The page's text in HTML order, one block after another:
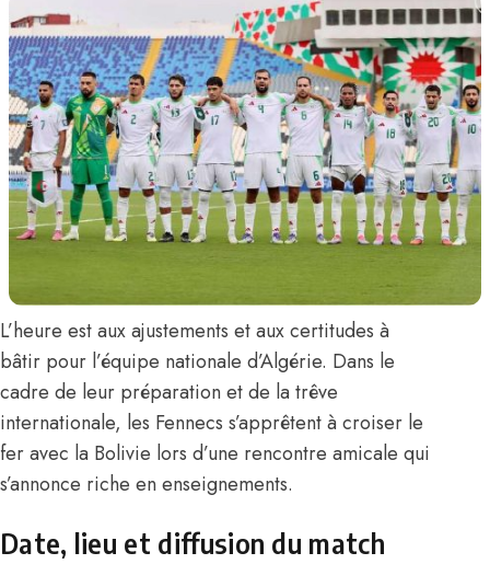
L’heure est aux ajustements et aux certitudes à
bâtir pour l’équipe nationale d’Algérie. Dans le
cadre de leur préparation et de la trêve
internationale, les Fennecs s’apprêtent à croiser le
fer avec la Bolivie lors d’une rencontre amicale qui
s’annonce riche en enseignements.
Date, lieu et diffusion du match